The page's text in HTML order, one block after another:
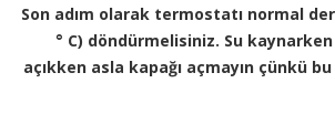
Son adım olarak termostatı normal
° C) döndürmelisiniz. Su
açıkken asla kapağı açmayın çünkü